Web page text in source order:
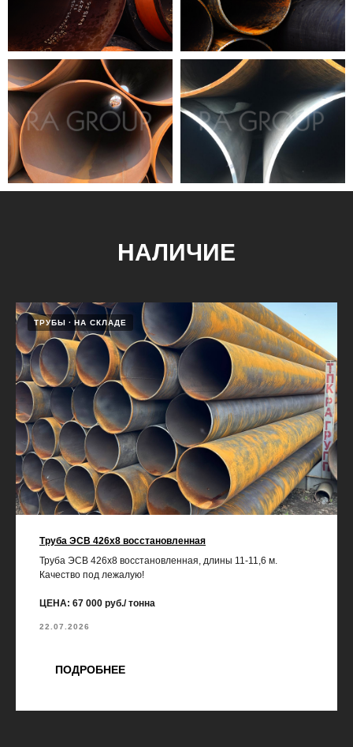
НАЛИЧИЕ
ТРУБЫ НА СКЛАДЕ
Труба ЭСВ 426х8 восстановленная
Труба ЭСВ 426х8 восстановленная, длины 11-11,6 м.
Качество под лежалую!
ЦЕНА: 67 000 руб./ тонна
22.07.2026
ПОДРОБНЕЕ